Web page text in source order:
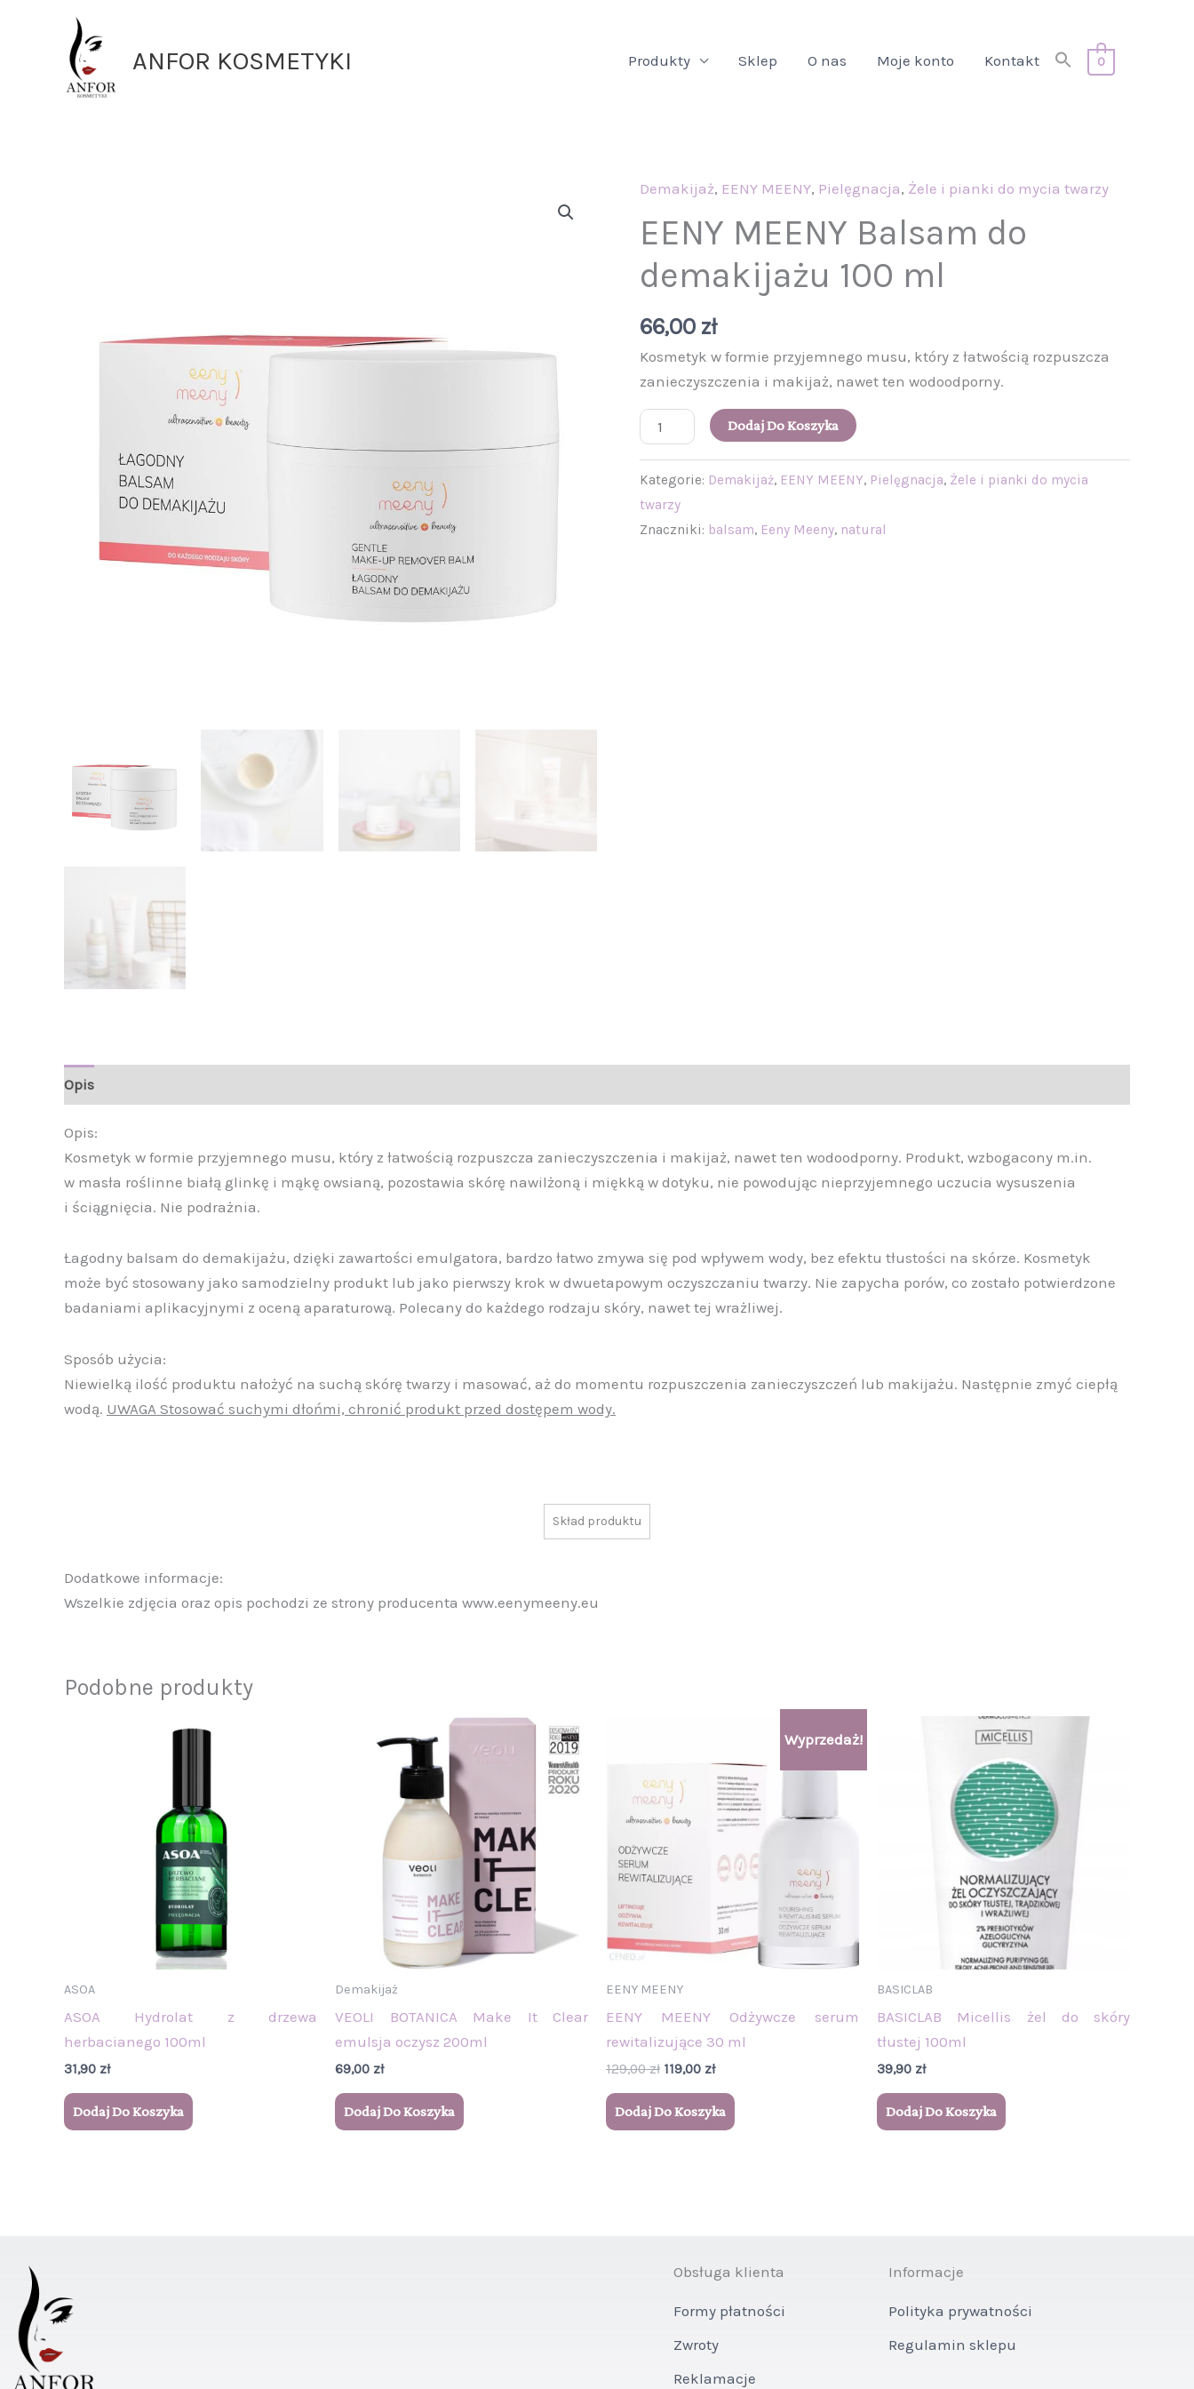
ANFOR KOSMETYKI Produkty Sklep O nas Moje konto Kontakt
Search
Search Button
0
Demakijaż, EENY MEENY, Pielęgnacja, Żele i pianki do mycia twarzy
EENY MEENY Balsam do
demakijażu 100 ml
66,00 zł
Kosmetyk w formie przyjemnego musu, który z łatwością rozpuszcza
zanieczyszczenia i makijaż, nawet ten wodoodporny.
ilość
EENY
MEENY
Balsam
do
demakijażu
ml
Dodaj Do Koszyka
Kategorie: Demakijaż, EENY MEENY, Pielęgnacja, Żele i pianki do mycia
twarzy
Znaczniki: balsam, Eeny Meeny, natural
Opis
Opis:
Kosmetyk w formie przyjemnego musu, który z łatwością rozpuszcza zanieczyszczenia i makijaż, nawet ten wodoodporny. Produkt, wzbogacony m.in.
w masła roślinne białą glinkę i mąkę owsianą, pozostawia skórę nawilżoną i miękką w dotyku, nie powodując nieprzyjemnego uczucia wysuszenia
i ściągnięcia. Nie podrażnia.
Łagodny balsam do demakijażu, dzięki zawartości emulgatora, bardzo łatwo zmywa się pod wpływem wody, bez efektu tłustości na skórze. Kosmetyk
może być stosowany jako samodzielny produkt lub jako pierwszy krok w dwuetapowym oczyszczaniu twarzy. Nie zapycha porów, co zostało potwierdzone
badaniami aplikacyjnymi z oceną aparaturową. Polecany do każdego rodzaju skóry, nawet tej wrażliwej.
Sposób użycia:
Niewielką ilość produktu nałożyć na suchą skórę twarzy i masować, aż do momentu rozpuszczenia zanieczyszczeń lub makijażu. Następnie zmyć ciepłą
wodą. UWAGA Stosować suchymi dłońmi, chronić produkt przed dostępem wody.
Skład produktu
Dodatkowe informacje:
Wszelkie zdjęcia oraz opis pochodzi ze strony producenta www.eenymeeny.eu
Podobne produkty
ASOA
ASOA Hydrolat z drzewa
herbacianego 100ml
31,90 zł
Dodaj Do Koszyka
Demakijaż
VEOLI BOTANICA Make It Clear
emulsja oczysz 200ml
69,00 zł
Dodaj Do Koszyka
Wyprzedaż!
EENY MEENY
EENY MEENY Odżywcze serum
rewitalizujące 30 ml
129,00zł
129,00 zł.
119,00 zł
119,00 zł.
Dodaj Do Koszyka
BASICLAB
BASICLAB Micellis żel do skóry
tłustej 100ml
39,90 zł
Dodaj Do Koszyka
Obsługa klienta
Formy płatności
Zwroty
Reklamacje
Informacje
Polityka prywatności
Regulamin sklepu